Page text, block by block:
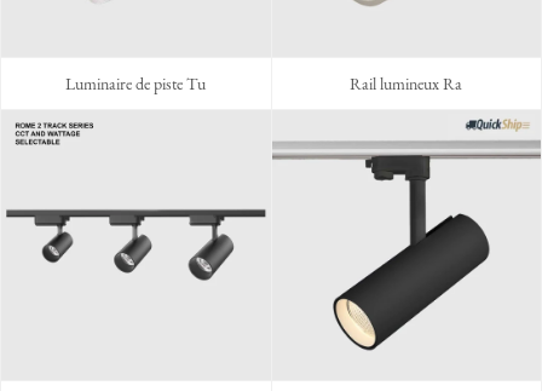
Luminaire de piste Tu Rail lumineux Ra